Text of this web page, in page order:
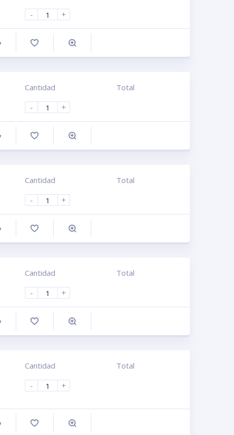
-
+
Comprar
Cantidad
-
+
Total
Comprar
Cantidad
-
+
Total
Comprar
Cantidad
-
+
Total
Comprar
Cantidad
-
+
Total
Comprar